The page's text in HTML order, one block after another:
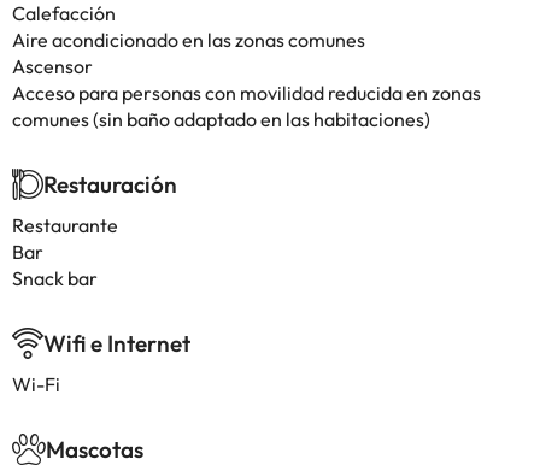
Calefacción
Aire acondicionado en las zonas comunes
Ascensor
Acceso para personas con movilidad reducida en zonas
comunes (sin baño adaptado en las habitaciones)
Restauración
Restaurante
Bar
Snack bar
Wifi e Internet
Wi-Fi
Mascotas